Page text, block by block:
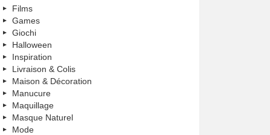
Films
Games
Giochi
Halloween
Inspiration
Livraison & Colis
Maison & Décoration
Manucure
Maquillage
Masque Naturel
Mode